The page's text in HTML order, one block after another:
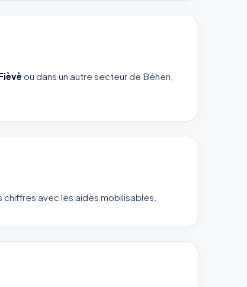
ou dans un autre secteur de Béhen,
chiffres avec les aides mobilisables.